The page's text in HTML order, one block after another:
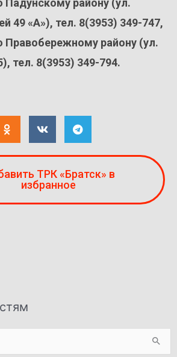
Падунскому району (ул.
49 «А»), тел. 8(3953) 349-747,
Правобережному району (ул.
тел. 8(3953) 349-794.
ТРК «Братск» в
избранное